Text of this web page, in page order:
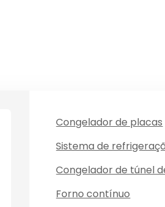
Congelador de placas
Sistema de
Congelador de túnel
Forno contínuo